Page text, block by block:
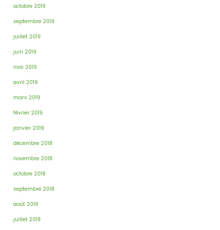
octobre 2019
septembre 2019
juillet 2019
juin 2019
mai 2019
avril 2019
mars 2019
février 2019
janvier 2019
décembre 2018
novembre 2018
octobre 2018
septembre 2018
août 2018
juillet 2018